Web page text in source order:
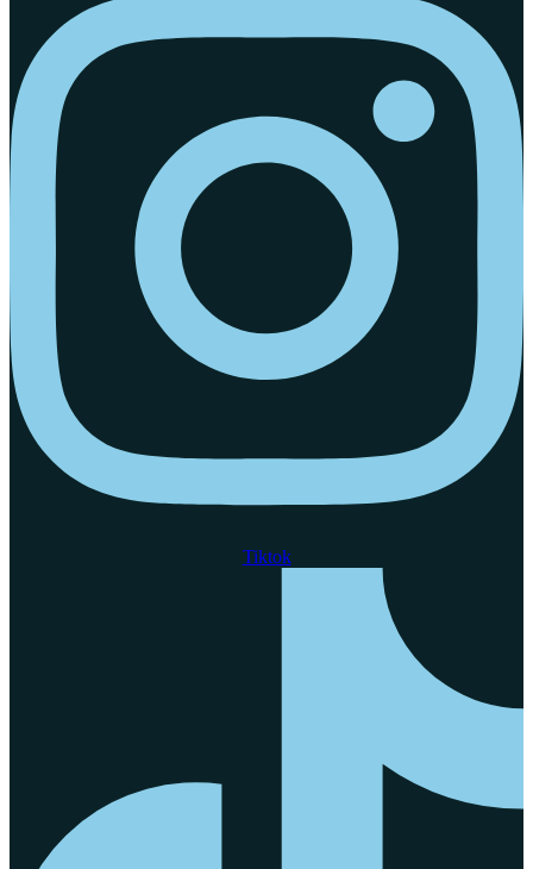
Tiktok